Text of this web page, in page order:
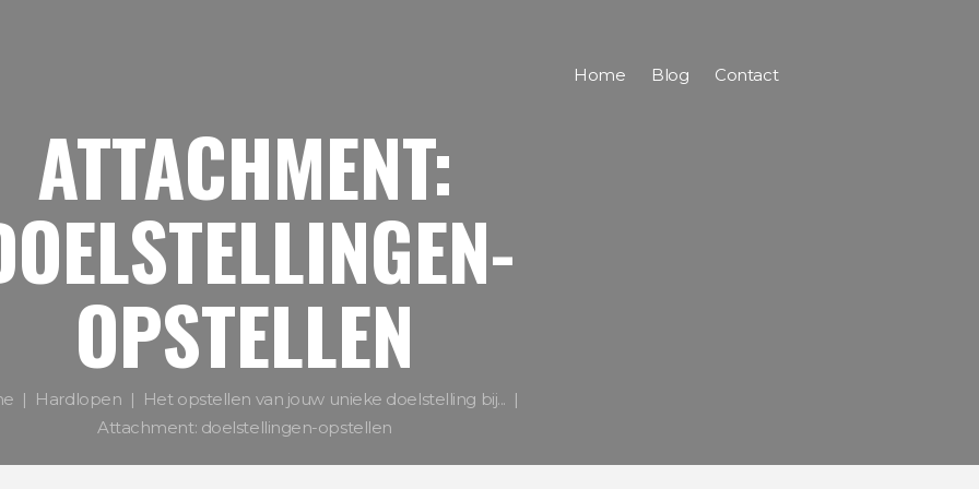
Home Blog Contact
ATTACHMENT:
OPSTELLEN
Hardlopen
Het opstellen van jouw unieke doelstelling bij...
Attachment: doelstellingen-opstellen